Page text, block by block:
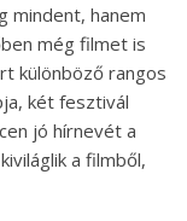
mindent, hanem
még filmet is
különböző rangos
két fesztivál
jó hírnevét a
a filmből,